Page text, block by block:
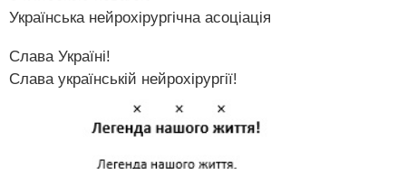
Українська нейрохірургічна асоціація
Слава Україні!
Слава українській нейрохірургії!